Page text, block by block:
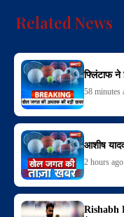
Related News
फ्लिंटाफ
58 minutes
आशीष
2 hours ago
Rishabh